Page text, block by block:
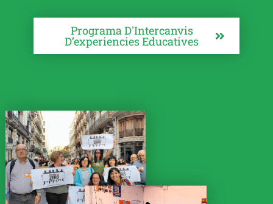
Programa D'Intercanvis
D’experiencies Educatives